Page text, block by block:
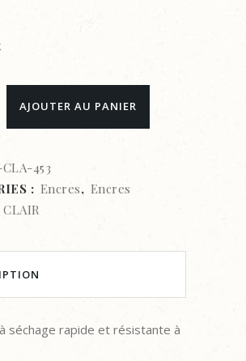
AJOUTER AU PANIER
453
: Encres, Encres
séchage rapide et résistante à